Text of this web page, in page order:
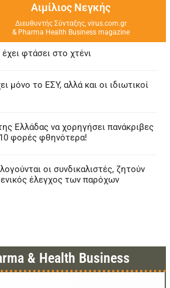
Αιμίλιος Νεγκής
Διευθυντής Σύνταξης, virus.com.gr
& Pharma Health Business magazine
φτάσει στο χτένι
μόνο το ΕΣΥ, αλλά και οι ιδιωτικοί
Ελλάδας να χορηγήσει πανάκριβες
φορές φθηνότερα!
οι συνδικαλιστές, ζητούν
έλεγχος των παρόχων
& Health Business